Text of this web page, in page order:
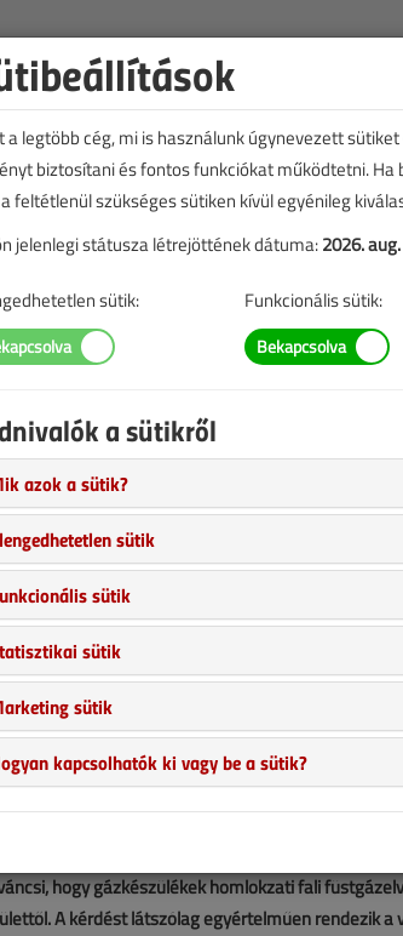
égéstermék-
Erdősi Csaba 20 284 |
hogy gázkészülékek homlokzati fali
A kérdést látszólag egyértelműen rendezik a
a legtöbb cég, mi is használunk úgynevezett
biztosítani és fontos funkciókat működtetni. Ha
feltétlenül szükséges sütiken kívül egyénileg
jelenlegi státusza létrejöttének dátuma:2026.
sütik: Funkcionális sütik:
a sütikről
azok a sütik?
sütik
sütik
sütik
sütik
kapcsolhatók ki vagy be a sütik?